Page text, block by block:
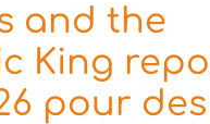
and the
King
pour des